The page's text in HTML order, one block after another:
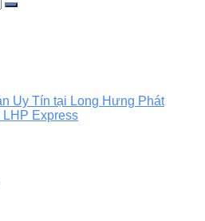
Uy Tín tại Long Hưng Phát
Express